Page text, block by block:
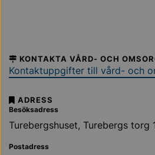
KONTAKTA VÅRD- OCH
Kontaktuppgifter till vård- och
ADRESS
Besöksadress
Turebergshuset, Turebergs torg
Postadress